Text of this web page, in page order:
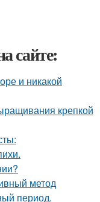
сайте:
и никакой
крепкой
метод
период.